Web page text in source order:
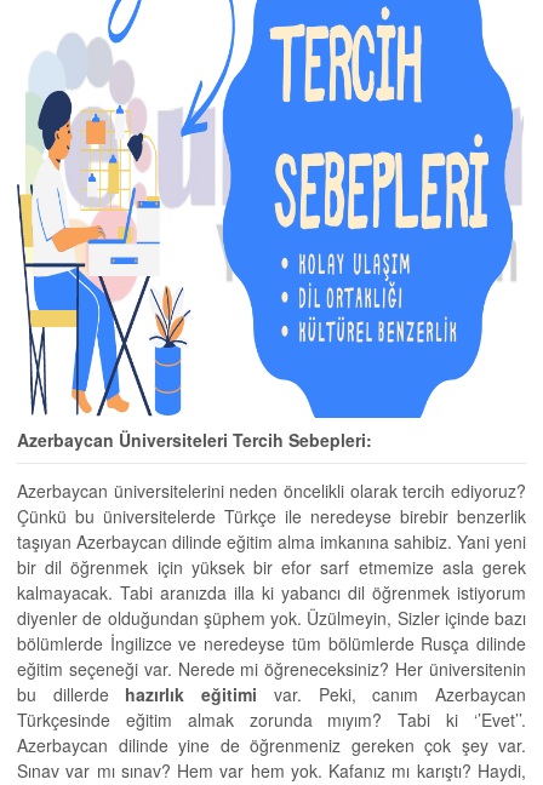
Azerbaycan Üniversiteleri Tercih Sebepleri:
Azerbaycan üniversitelerini neden öncelikli olarak tercih ediyoruz?
Çünkü bu üniversitelerde Türkçe ile neredeyse birebir benzerlik
taşıyan Azerbaycan dilinde eğitim alma imkanına sahibiz. Yani yeni
bir dil öğrenmek için yüksek bir efor sarf etmemize asla gerek
kalmayacak. Tabi aranızda illa ki yabancı dil öğrenmek istiyorum
diyenler de olduğundan şüphem yok. Üzülmeyin, Sizler içinde bazı
bölümlerde İngilizce ve neredeyse tüm bölümlerde Rusça dilinde
eğitim seçeneği var. Nerede mi öğreneceksiniz? Her üniversitenin
bu dillerde hazırlık eğitimi var. Peki, canım Azerbaycan
Türkçesinde eğitim almak zorunda mıyım? Tabi ki ‘’Evet’’.
Azerbaycan dilinde yine de öğrenmeniz gereken çok şey var.
Sınav var mı sınav? Hem var hem yok. Kafanız mı karıştı? Haydi,